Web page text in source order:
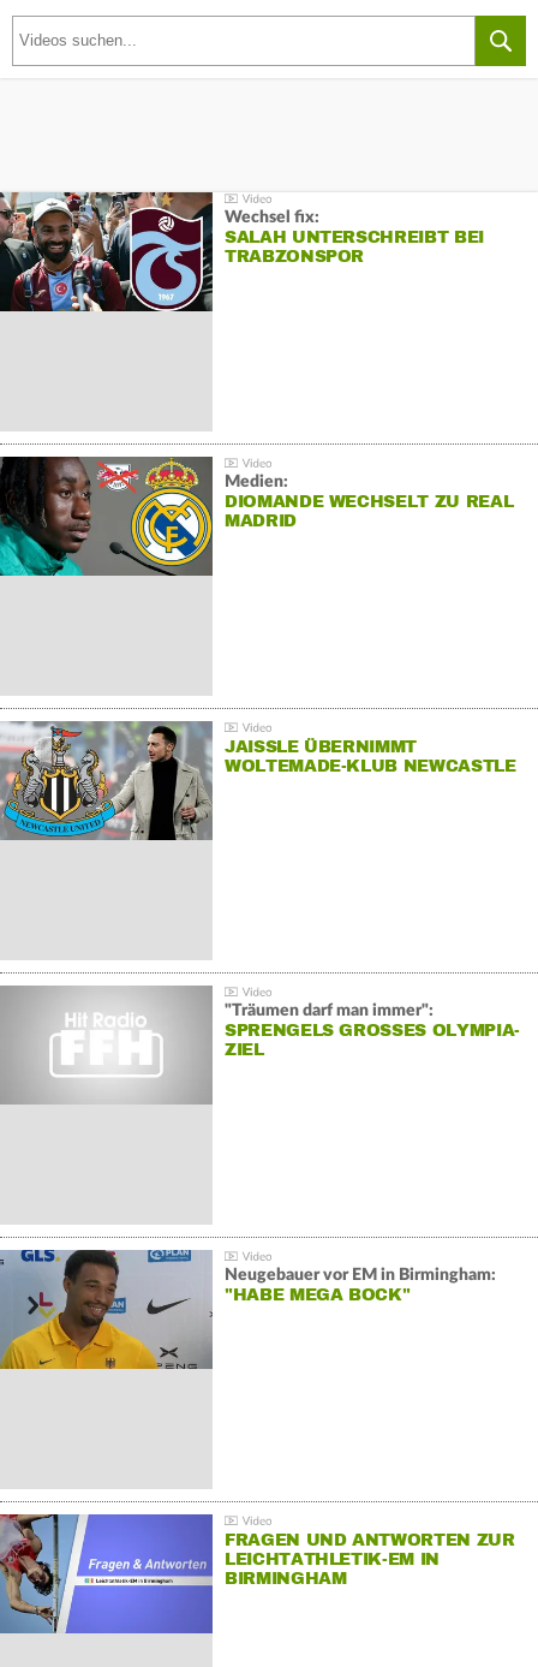
Wechsel fix:
SALAH UNTERSCHREIBT BEI
TRABZONSPOR
Medien:
DIOMANDE WECHSELT ZU REAL
MADRID
JAISSLE ÜBERNIMMT
WOLTEMADE-KLUB NEWCASTLE
"Träumen darf man immer":
SPRENGELS GROSSES OLYMPIA-Z
IEL
Neugebauer vor EM in Birmingham:
"HABE MEGA BOCK"
FRAGEN UND ANTWORTEN ZUR
LEICHTATHLETIK-EM IN
BIRMINGHAM